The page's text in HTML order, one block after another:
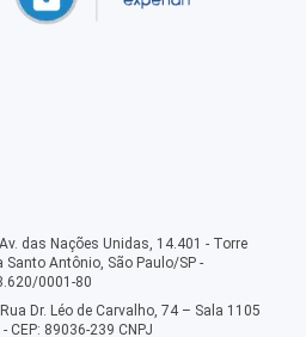
das Nações Unidas, 14.401 - Torre
Santo Antônio, São Paulo/SP -
0001-80
Dr. Léo de Carvalho, 74 – Sala 1105
CEP: 89036-239 CNPJ